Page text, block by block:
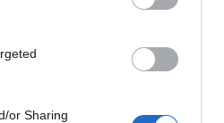
or Sharing
di